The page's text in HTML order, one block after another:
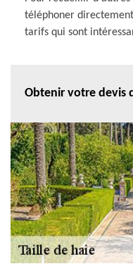
téléphoner
tarifs qui sont
Obtenir votre devis